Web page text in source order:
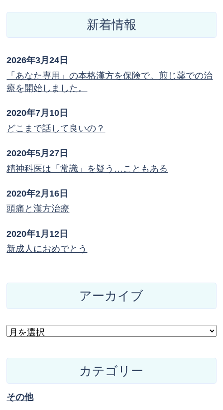
新着情報
「あなた専用」の本格漢方を保険で。煎じ薬での治
療を開始しました。
2026年3月24日
どこまで話して良いの？
2020年7月10日
精神科医は「常識」を疑う…こともある
2020年5月27日
頭痛と漢方治療
2020年2月16日
新成人におめでとう
2020年1月12日
アーカイブ
カテゴリー
その他